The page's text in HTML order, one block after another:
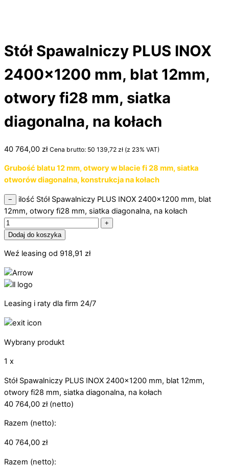
Stół Spawalniczy PLUS INOX
2400×1200 mm, blat 12mm,
otwory fi28 mm, siatka
diagonalna, na kołach
40 764,00 zł Cena brutto: 50 139,72 zł (z 23% VAT)
Grubość blatu 12 mm, otwory w blacie fi 28 mm, siatka
otworów diagonalna, konstrukcja na kołach
−
ilość Stół Spawalniczy PLUS INOX 2400x1200 mm, blat
12mm, otwory fi28 mm, siatka diagonalna, na kołach
+
Dodaj do koszyka
Weź leasing od 918,91 zł
Leasing i raty dla firm 24/7
Wybrany produkt
1 x
Stół Spawalniczy PLUS INOX 2400x1200 mm, blat 12mm,
otwory fi28 mm, siatka diagonalna, na kołach
40 764,00 zł(netto)
Razem (netto):
40 764,00 zł
Razem (netto):